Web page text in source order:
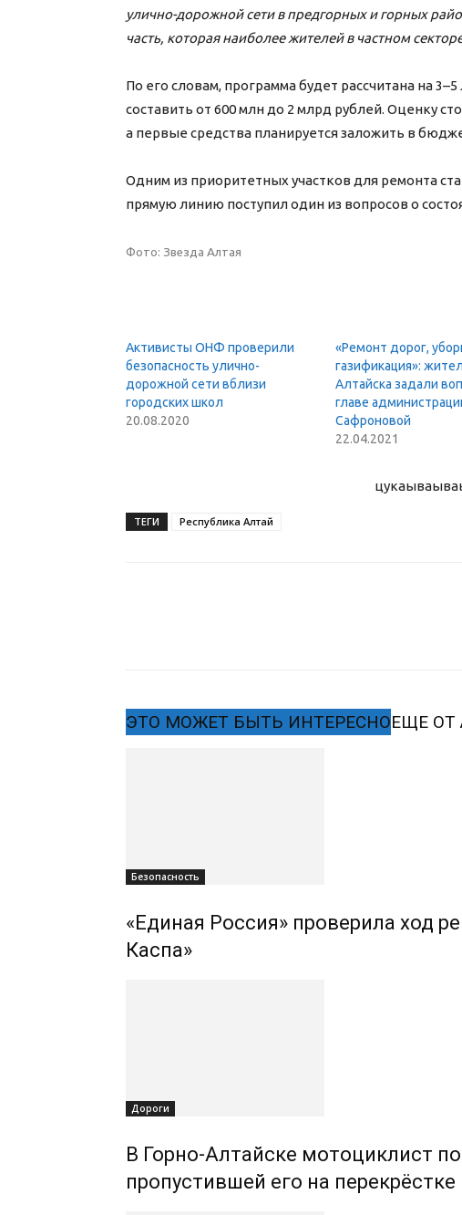
улично-дорожной сети в предгорных и горных
часть, которая наиболее жителей в частном
По его словам, программа будет рассчитана на
составить от 600 млн до 2 млрд рублей. Оценку
а первые средства планируется заложить в
Одним из приоритетных участков для ремонта
прямую линию поступил один из вопросов о
Фото: Звезда Алтая
Активисты ОНФ проверили
безопасность улично-
дорожной сети вблизи
городских школ
20.08.2020
«Ремонт дорог,
газификация»:
Алтайска задали
главе
Сафроновой
22.04.2021
цукаыва
ТЕГИ Республика Алтай
ЭТО МОЖЕТ БЫТЬ ИНТЕРЕСНОЕЩЕ ОТ
Безопасность
«Единая Россия» проверила ход
Каспа»
Дороги
В Горно-Алтайске мотоциклист
пропустившей его на перекрёстке